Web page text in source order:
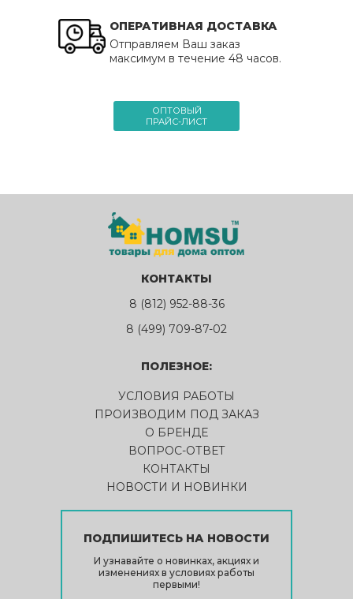
ОПЕРАТИВНАЯ ДОСТАВКА
Отправляем Ваш заказ
максимум в течение 48 часов.
ОПТОВЫЙ
ПРАЙС-ЛИСТ
КОНТАКТЫ
8 (812) 952-88-36
8 (499) 709-87-02
ПОЛЕЗНОЕ:
УСЛОВИЯ РАБОТЫ
ПРОИЗВОДИМ ПОД ЗАКАЗ
О БРЕНДЕ
ВОПРОС-ОТВЕТ
КОНТАКТЫ
НОВОСТИ И НОВИНКИ
ПОДПИШИТЕСЬ НА НОВОСТИ
И узнавайте о новинках, акциях и
изменениях в условиях работы
первыми!